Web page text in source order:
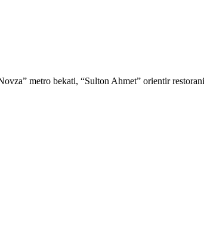
metro bekati, “Sulton Ahmet” orientir restorani